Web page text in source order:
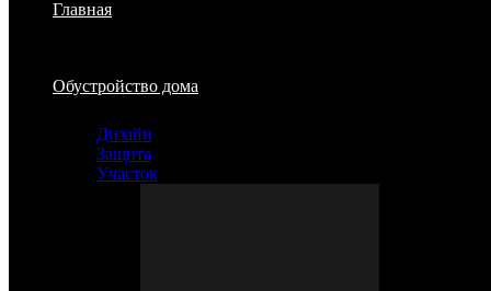
Главная
Обустройство дома
Дизайн
Защита
Участок